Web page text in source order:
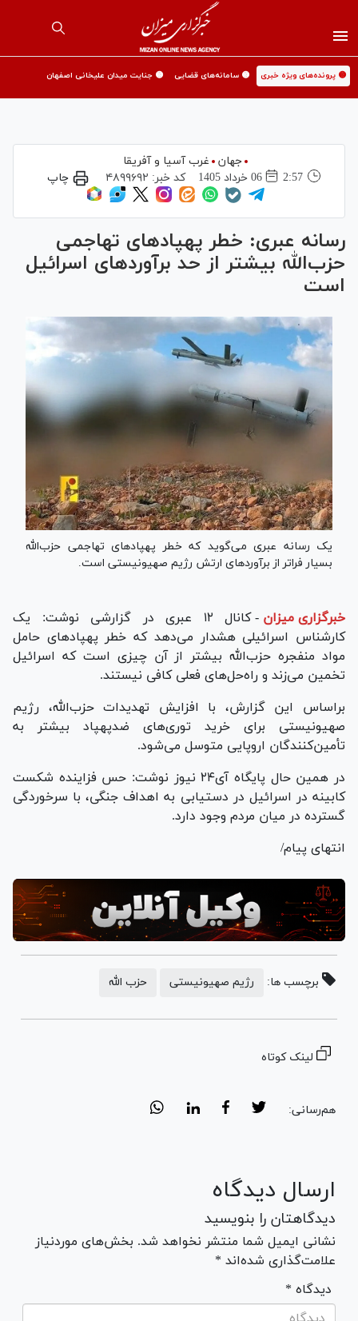
🟡 پرونده‌های ویژه خبری 🟡 سامانه‌های قضایی 🟡 جنایت میدان علیخانی اصفهان
جهان
غرب آسیا و آفریقا
2:57
06 خرداد 1405 کد خبر: ۴۸۹۹۶۹۲ چاپ
رسانه عبری: خطر پهپادهای تهاجمی
حزب‌الله بیشتر از حد برآوردهای اسرائیل
است
یک رسانه عبری می‌گوید که خطر پهپادهای تهاجمی حزب‌الله
بسیار فراتر از برآوردهای ارتش رژیم صهیونیستی است.
خبرگزاری میزان -
کانال ۱۲ عبری در گزارشی نوشت: یک
کارشناس اسرائیلی هشدار می‌دهد که خطر پهپادهای حامل
مواد منفجره حزب‌الله بیشتر از آن چیزی است که اسرائیل
تخمین می‌زند و راه‌حل‌های فعلی کافی نیستند.
براساس این گزارش، با افزایش تهدیدات حزب‌الله، رژیم
صهیونیستی برای خرید توری‌های ضدپهپاد بیشتر به
تأمین‌کنندگان اروپایی متوسل می‌شود.
در همین حال پایگاه آی۲۴ نیوز نوشت: حس فزاینده شکست
کابینه در اسرائیل در دستیابی به اهداف جنگی، با سرخوردگی
گسترده در میان مردم وجود دارد.
انتهای پیام/
برچسب ها: رژیم صهیونیستی حزب الله
لینک کوتاه
هم‌رسانی:
ارسال دیدگاه
دیدگاهتان را بنویسید
نشانی ایمیل شما منتشر نخواهد شد. بخش‌های موردنیاز
علامت‌گذاری شده‌اند *
* دیدگاه